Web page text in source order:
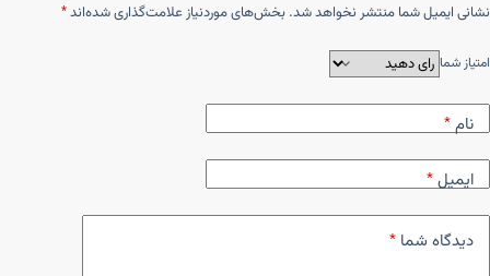
نشانی ایمیل شما منتشر نخواهد شد. بخش‌های موردنیاز علامت‌گذاری شده‌اند*
امتیاز شما
نام*
ایمیل*
دیدگاه شما *